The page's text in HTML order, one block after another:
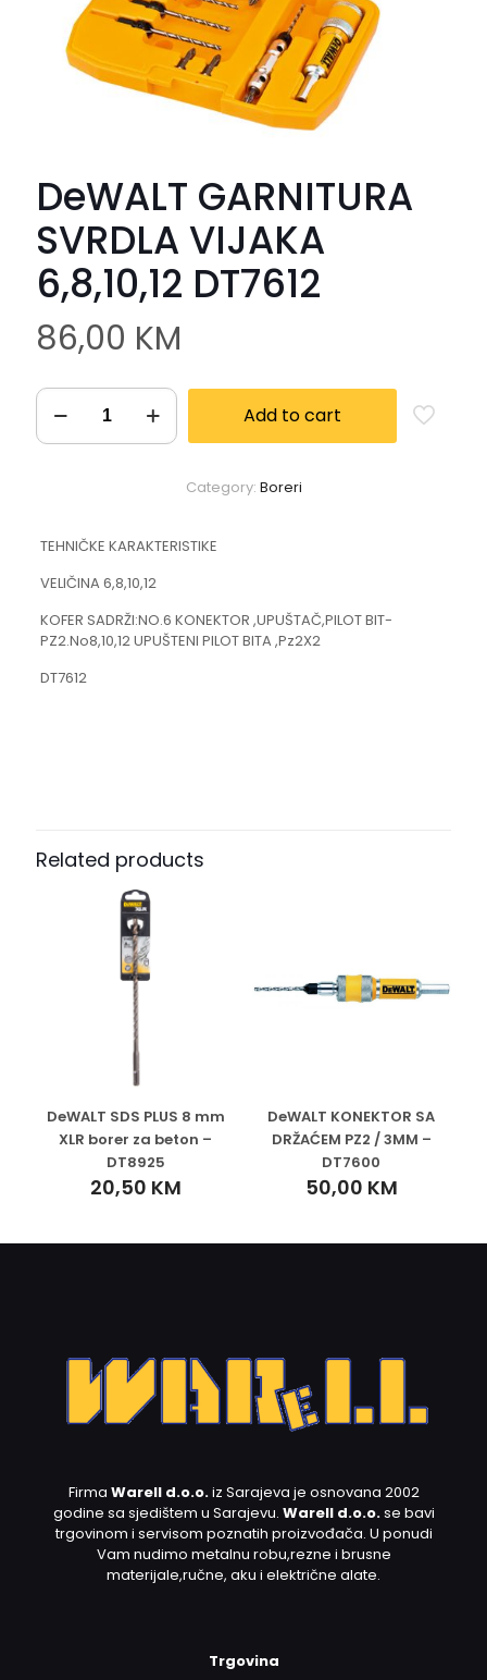
DeWALT GARNITURA
SVRDLA VIJAKA
6,8,10,12 DT7612
86,00 KM
Add to cart
Category: Boreri
TEHNIČKE KARAKTERISTIKE
VELIČINA 6,8,10,12
KOFER SADRŽI:NO.6 KONEKTOR ,UPUŠTAČ,PILOT BIT-
PZ2.No8,10,12 UPUŠTENI PILOT BITA ,Pz2X2
DT7612
Related products
DeWALT SDS PLUS 8 mm
XLR borer za beton –
DT8925
20,50 KM
DeWALT KONEKTOR SA
DRŽAĆEM PZ2 / 3MM –
DT7600
50,00 KM
Firma Warell d.o.o.iz Sarajeva je osnovana 2002
godine sa sjedištem u Sarajevu. Warell d.o.o.se bavi
trgovinom i servisom poznatih proizvođača. U ponudi
Vam nudimo metalnu robu,rezne i brusne
materijale,ručne, aku i električne alate.
Trgovina